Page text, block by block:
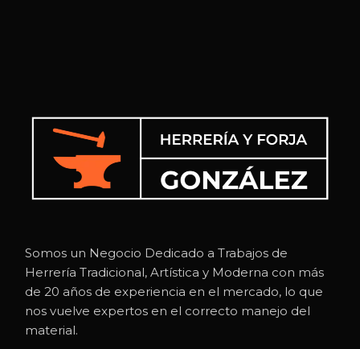
Somos un Negocio Dedicado a Trabajos de
Herrería Tradicional, Artística y Moderna con más
de 20 años de experiencia en el mercado, lo que
nos vuelve expertos en el correcto manejo del
material.